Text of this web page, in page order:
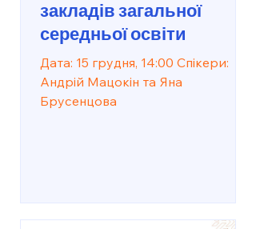
закладів загальної
середньої освіти
Дата: 15 грудня, 14:00 Спікери:
Андрій Мацокін та Яна
Брусенцова